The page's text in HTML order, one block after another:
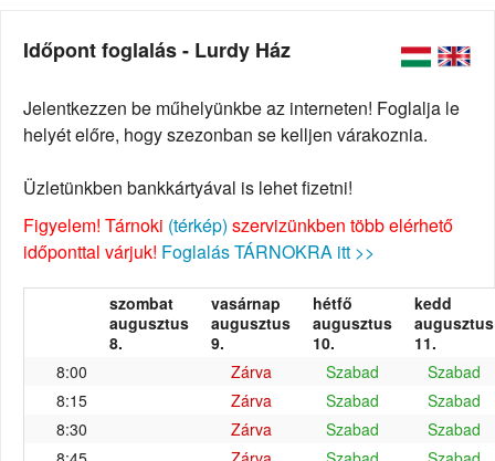
Időpont foglalás - Lurdy Ház
Jelentkezzen be műhelyünkbe az interneten! Foglalja le
helyét előre, hogy szezonban se kelljen várakoznia.
Üzletünkben bankkártyával is lehet fizetni!
Figyelem! Tárnoki (térkép) szervizünkben több elérhető
időponttal várjuk! Foglalás TÁRNOKRA itt >>
szombat
augusztus
8.
vasárnap
augusztus
9.
hétfő
augusztus
10.
kedd
augusztus
11.
8:00
Zárva Szabad
Szabad
8:15
Zárva Szabad
Szabad
8:30
Zárva Szabad
Szabad